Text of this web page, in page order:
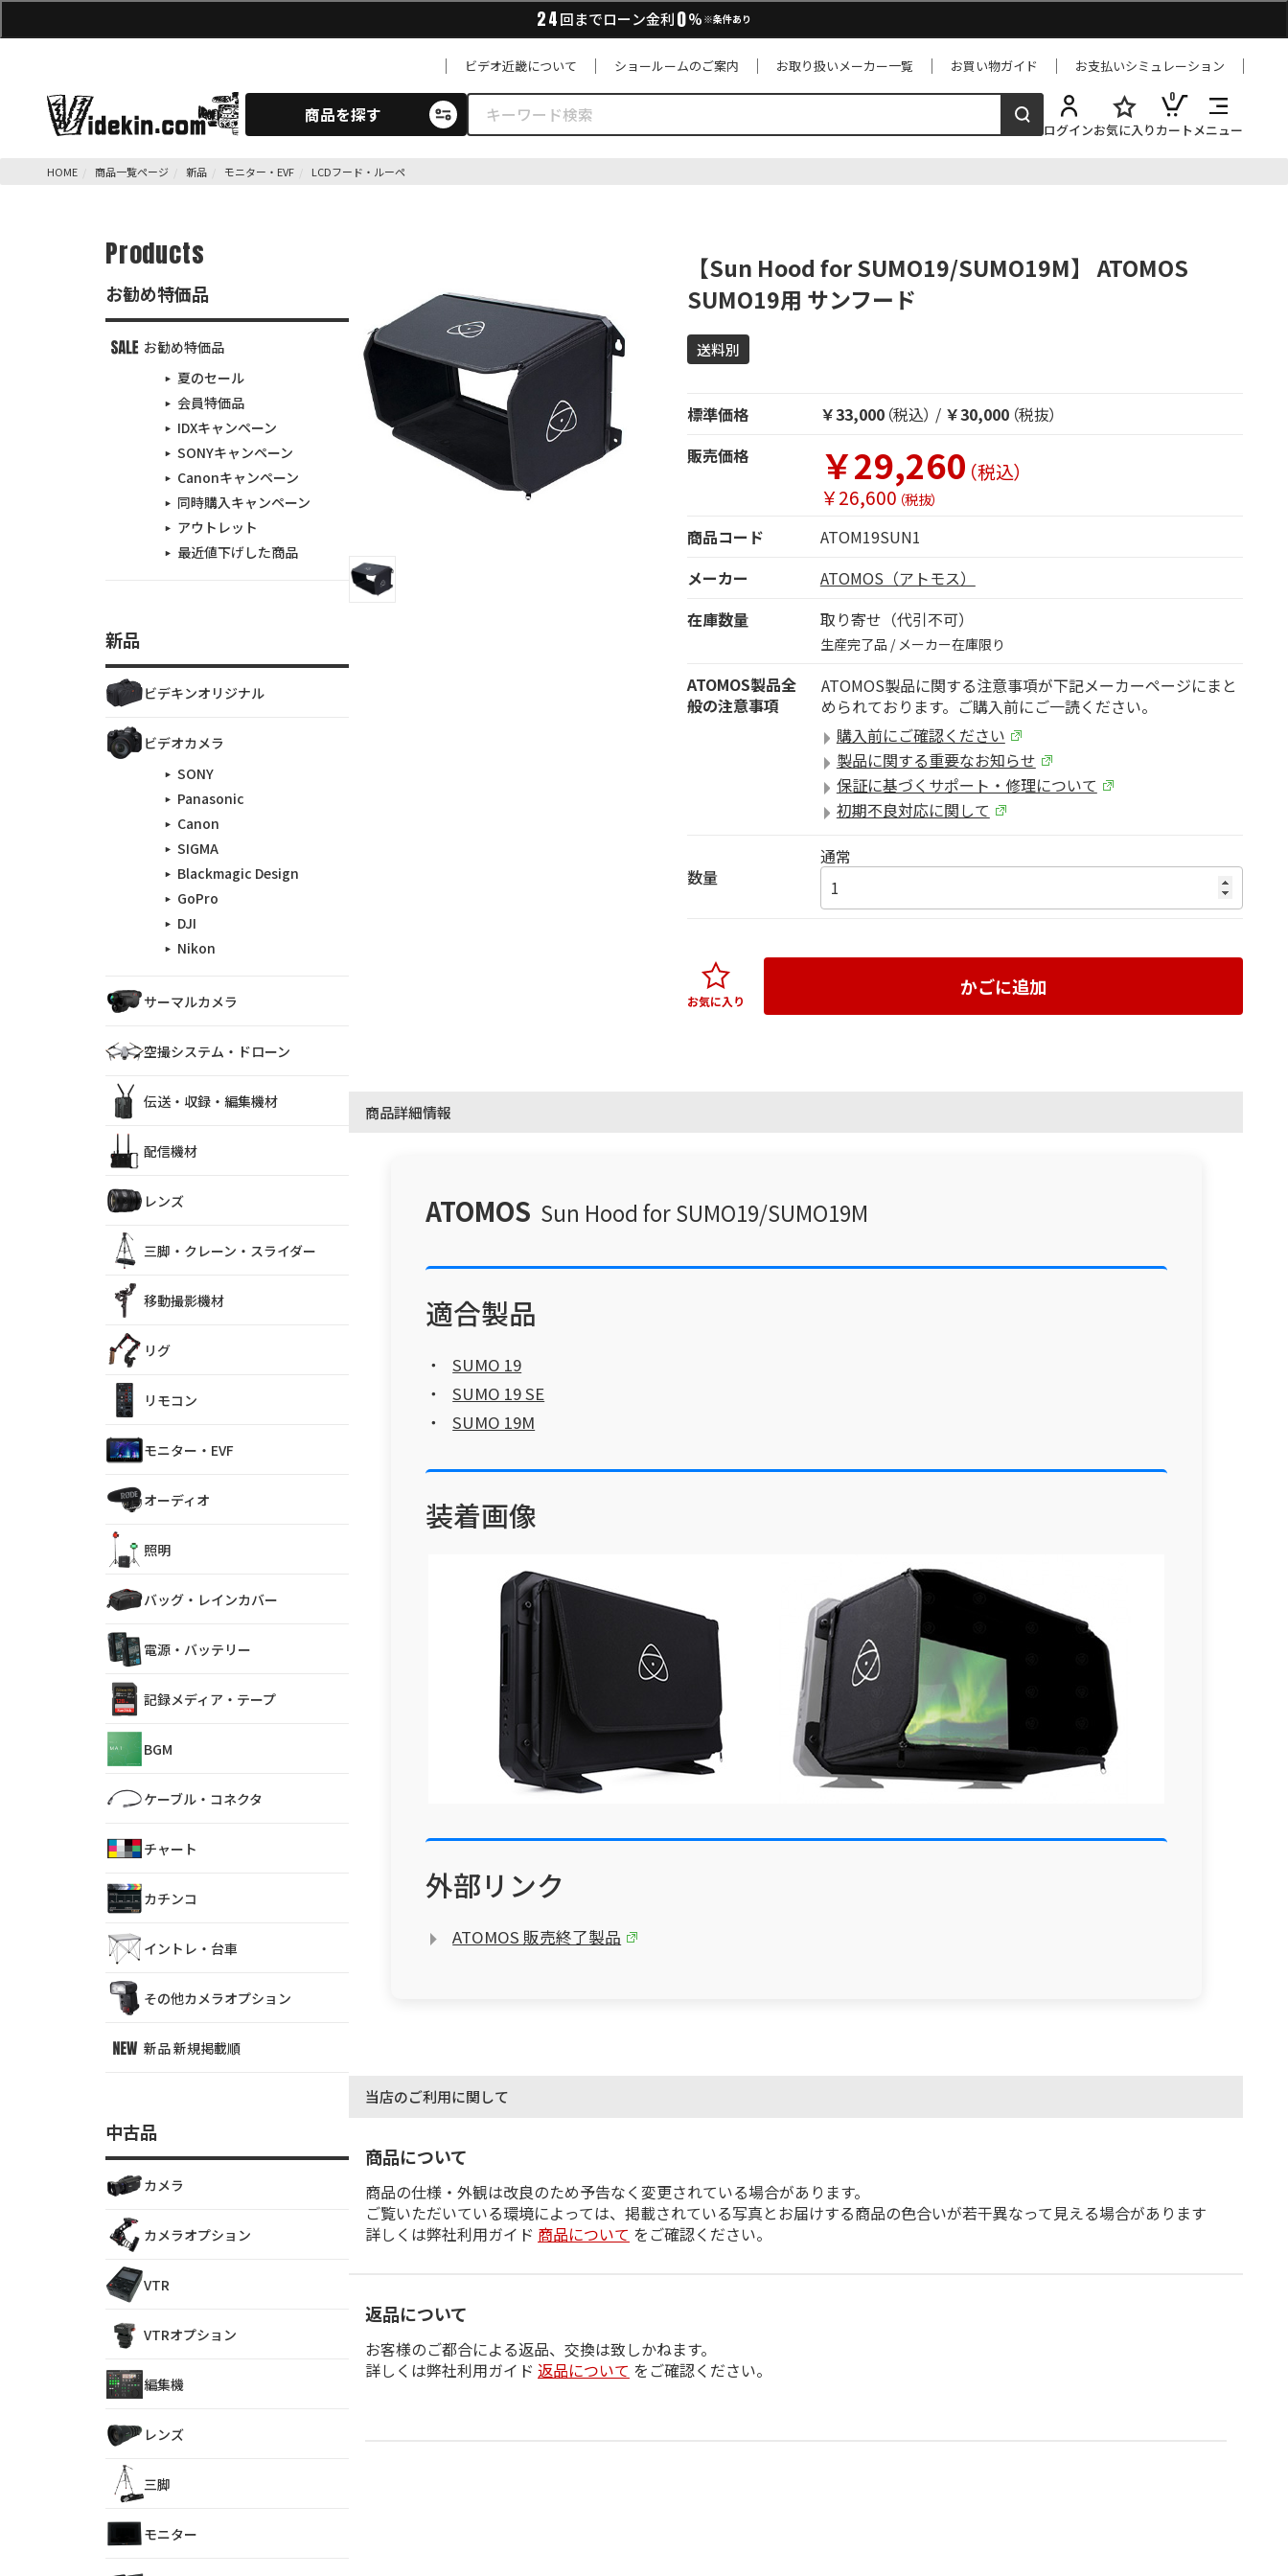
24回までローン金利0% ※条件あり
ビデオ近畿について ショールームのご案内 お取り扱いメーカー一覧 お買い物ガイド お支払いシミュレーション
商品を探す
ログインお気に入り
0
カートメニュー
HOME 商品一覧ページ 新品 モニター・EVF LCDフード・ルーペ
【Sun Hood for SUMO19/SUMO19M】 ATOMOS
SUMO19用 サンフード
送料別
標準価格 ￥33,000 （税込） / ￥30,000 （税抜）
販売価格
￥29,260 （税込）
￥26,600 （税抜）
商品コード
ATOM19SUN1
メーカー
ATOMOS（アトモス）
在庫数量
取り寄せ（代引不可）
生産完了品 / メーカー在庫限り
ATOMOS製品全
般の注意事項
ATOMOS製品に関する注意事項が下記メーカーページにまと
められております。ご購入前にご一読ください。
購入前にご確認ください
製品に関する重要なお知らせ
保証に基づくサポート・修理について
初期不良対応に関して
数量
通常
かごに追加
お気に入り
商品詳細情報
ATOMOS Sun Hood for SUMO19/SUMO19M
適合製品
SUMO 19
SUMO 19 SE
SUMO 19M
装着画像
外部リンク
ATOMOS 販売終了製品
当店のご利用に関して
商品について
商品の仕様・外観は改良のため予告なく変更されている場合があります。
ご覧いただいている環境によっては、掲載されている写真とお届けする商品の色合いが若干異なって見える場合があります
詳しくは弊社利用ガイド 商品について をご確認ください。
返品について
お客様のご都合による返品、交換は致しかねます。
詳しくは弊社利用ガイド返品について をご確認ください。
Products
お勧め特価品
お勧め特価品
夏のセール
会員特価品
IDXキャンペーン
SONYキャンペーン
Canonキャンペーン
同時購入キャンペーン
アウトレット
最近値下げした商品
新品
ビデキンオリジナル
ビデオカメラ
SONY
Panasonic
Canon
SIGMA
Blackmagic Design
GoPro
DJI
Nikon
サーマルカメラ
空撮システム・ドローン
伝送・収録・編集機材
配信機材
レンズ
三脚・クレーン・スライダー
移動撮影機材
リグ
リモコン
モニター・EVF
オーディオ
照明
バッグ・レインカバー
電源・バッテリー
記録メディア・テープ
BGM
ケーブル・コネクタ
チャート
カチンコ
イントレ・台車
その他カメラオプション
新品 新規掲載順
中古品
カメラ
カメラオプション
VTR
VTRオプション
編集機
レンズ
三脚
モニター